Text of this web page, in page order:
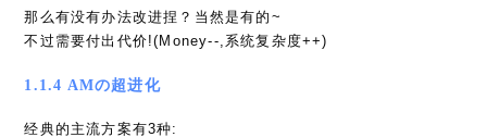
那么有没有办法改进捏？当然是有的~
不过需要付出代价!(Money--,系统复杂度++)
1.1.4 AMの超进化
经典的主流方案有3种: